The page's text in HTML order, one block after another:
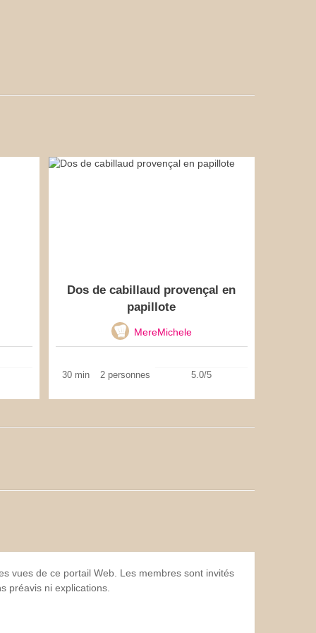
Dos de cabillaud provençal en
papillote
MereMichele
30 min 2 personnes 5.0/5
vues de ce portail Web. Les membres sont invités
préavis ni explications.